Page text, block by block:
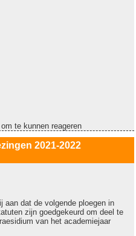
te kunnen reageren
2021-2022
aan dat de volgende ploegen in
zijn goedgekeurd om deel te
van het academiejaar